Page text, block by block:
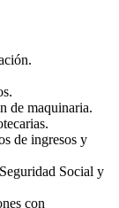
de maquinaria.
de ingresos y
Social y
con